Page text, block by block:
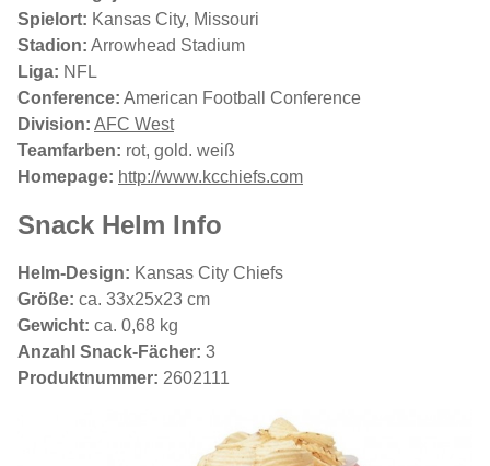
Spielort: Kansas City, Missouri
Stadion: Arrowhead Stadium
Liga: NFL
Conference: American Football Conference
Division: AFC West
Teamfarben: rot, gold. weiß
Homepage: http://www.kcchiefs.com
Snack Helm Info
Helm-Design: Kansas City Chiefs
Größe: ca. 33x25x23 cm
Gewicht: ca. 0,68 kg
Anzahl Snack-Fächer: 3
Produktnummer: 2602111